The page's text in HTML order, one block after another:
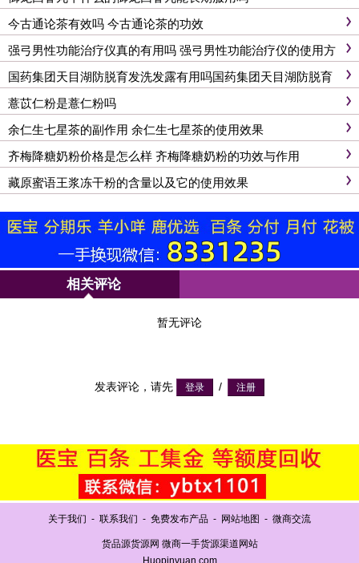
今古通论茶有效吗 今古通论茶的功效
强弓男性功能治疗仪真的有用吗 强弓男性功能治疗仪的使用方
法
国药集团天目湖防脱育发洗发露有用吗国药集团天目湖防脱育
发洗发露怎么用
薏苡仁粉是薏仁粉吗
余仁生七星茶的副作用 余仁生七星茶的使用效果
齐梅降糖奶粉价格是怎么样 齐梅降糖奶粉的功效与作用
藏原蜜语王浆冻干粉的含量以及它的使用效果
相关评论
暂无评论
发表评论，请先 /
关于我们 - 联系我们 - 免费发布产品 - 网站地图 - 微商交流
货品源货源网 微商一手货源渠道网站